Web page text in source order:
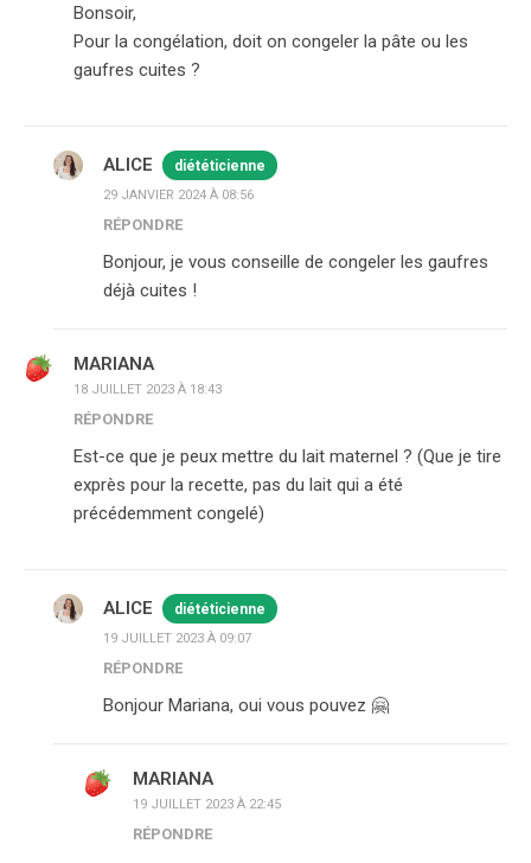
Bonsoir,
Pour la congélation, doit on congeler la pâte ou les
gaufres cuites ?
ALICE diététicienne
29 JANVIER 2024 À 08:56
RÉPONDRE
Bonjour, je vous conseille de congeler les gaufres
déjà cuites !
MARIANA
18 JUILLET 2023 À 18:43
RÉPONDRE
Est-ce que je peux mettre du lait maternel ? (Que je tire
exprès pour la recette, pas du lait qui a été
précédemment congelé)
ALICE diététicienne
19 JUILLET 2023 À 09:07
RÉPONDRE
Bonjour Mariana, oui vous pouvez 🤗
MARIANA
19 JUILLET 2023 À 22:45
RÉPONDRE